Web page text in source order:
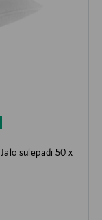
sulepadi 50 x